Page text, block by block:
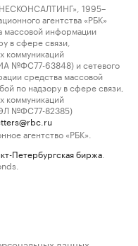
1995–
агентства «РБК»
массовой информации
в сфере связи,
коммуникаций
№ФС77-63848) и сетевого
средства массовой
по надзору в сфере связи,
коммуникаций
№ФС77-82385)
агентство «РБК».
Петербургская биржа